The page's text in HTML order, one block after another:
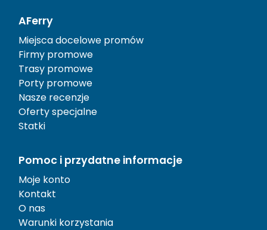
AFerry
Miejsca docelowe promów
Firmy promowe
Trasy promowe
Porty promowe
Nasze recenzje
Oferty specjalne
Statki
Pomoc i przydatne informacje
Moje konto
Kontakt
O nas
Warunki korzystania